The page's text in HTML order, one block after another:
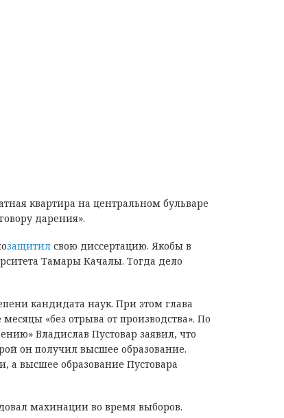
квартира на центральном бульваре
дарения».
защитил свою диссертацию. Якобы в
Тамары Качалы. Тогда дело
кандидата наук. При этом глава
«без отрыва от производства». По
Владислав Пустовар заявил, что
он получил высшее образование.
а высшее образование Пустовара
махинации во время выборов.